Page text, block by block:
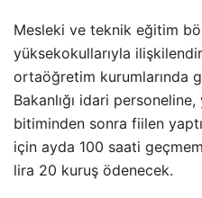
Mesleki ve teknik eğitim
yüksekokullarıyla
ortaöğretim kurumlarında
Bakanlığı idari
bitiminden sonra fiilen
için ayda 100 saati
lira 20 kuruş ödenecek.